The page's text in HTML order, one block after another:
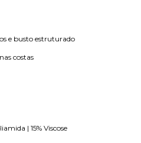
e busto estruturado
costas
| 15% Viscose